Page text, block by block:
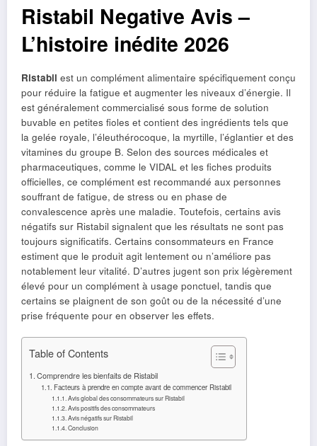
Ristabil Negative Avis –
L’histoire inédite 2026
Ristabil est un complément alimentaire spécifiquement conçu
pour réduire la fatigue et augmenter les niveaux d’énergie. Il
est généralement commercialisé sous forme de solution
buvable en petites fioles et contient des ingrédients tels que
la gelée royale, l’éleuthérocoque, la myrtille, l’églantier et des
vitamines du groupe B. Selon des sources médicales et
pharmaceutiques, comme le VIDAL et les fiches produits
officielles, ce complément est recommandé aux personnes
souffrant de fatigue, de stress ou en phase de
convalescence après une maladie. Toutefois, certains avis
négatifs sur Ristabil signalent que les résultats ne sont pas
toujours significatifs. Certains consommateurs en France
estiment que le produit agit lentement ou n’améliore pas
notablement leur vitalité. D’autres jugent son prix légèrement
élevé pour un complément à usage ponctuel, tandis que
certains se plaignent de son goût ou de la nécessité d’une
prise fréquente pour en observer les effets.
Table of Contents
Comprendre les bienfaits de Ristabil
Facteurs à prendre en compte avant de commencer Ristabil
Avis global des consommateurs sur Ristabil
Avis positifs des consommateurs
Avis négatifs sur Ristabil
Conclusion